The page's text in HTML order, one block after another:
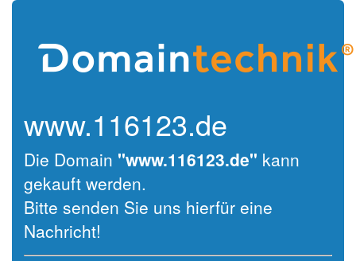
www.116123.de
Die Domain "www.116123.de" kann
gekauft werden.
Bitte senden Sie uns hierfür eine
Nachricht!